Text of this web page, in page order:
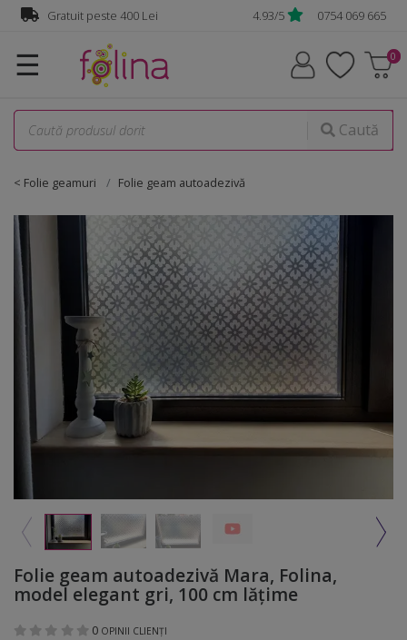
Gratuit peste 400 Lei 4.93/5 0754 069 665
☰
Caută
< Folie geamuri Folie geam autoadezivă
Folie geam autoadezivă Mara, Folina,
model elegant gri, 100 cm lăţime
0 OPINII CLIENȚI